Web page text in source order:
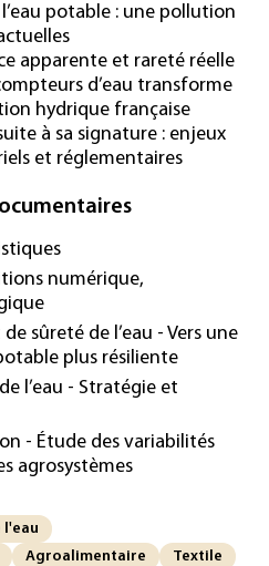
potable : une pollution
apparente et rareté réelle
d’eau transforme
hydrique française
à sa signature : enjeux
et réglementaires
numérique,
sûreté de l’eau - Vers une
plus résiliente
l’eau - Stratégie et
- Étude des variabilités
agrosystèmes
l'eau
Agroalimentaire Textile